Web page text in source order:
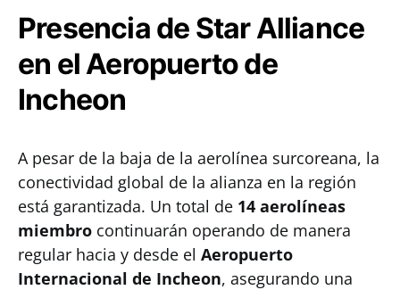
Presencia de Star Alliance
en el Aeropuerto de
Incheon
A pesar de la baja de la aerolínea surcoreana, la
conectividad global de la alianza en la región
está garantizada. Un total de 14 aerolíneas
miembro continuarán operando de manera
regular hacia y desde el Aeropuerto
Internacional de Incheon, asegurando una